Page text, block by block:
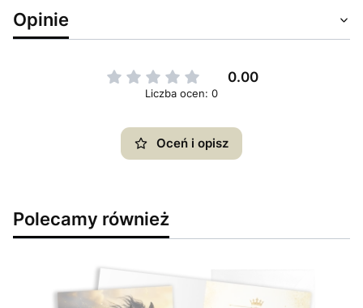
Opinie
0.00
Liczba ocen: 0
Oceń i opisz
Polecamy również